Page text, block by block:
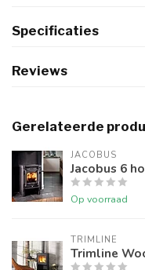
Specificaties
Reviews
Gerelateerde
JACOBUS
Jacobus 6
Op voorraad
TRIMLINE
Trimline